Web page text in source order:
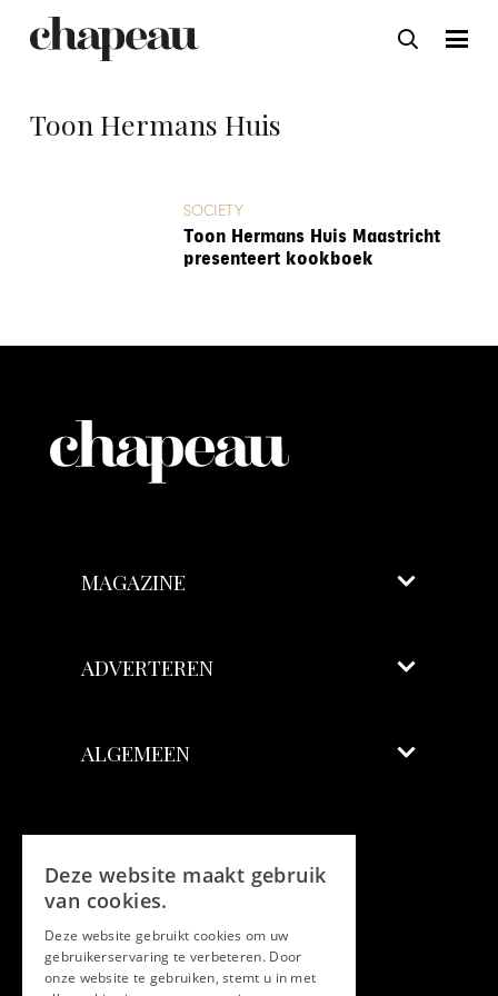
Toon Hermans Huis
SOCIETY
Toon Hermans Huis Maastricht
presenteert kookboek
MAGAZINE
ADVERTEREN
ALGEMEEN
Facebook
Twitter
Deze website maakt gebruik
van cookies.
Deze website gebruikt cookies om uw
gebruikerservaring te verbeteren. Door
onze website te gebruiken, stemt u in met